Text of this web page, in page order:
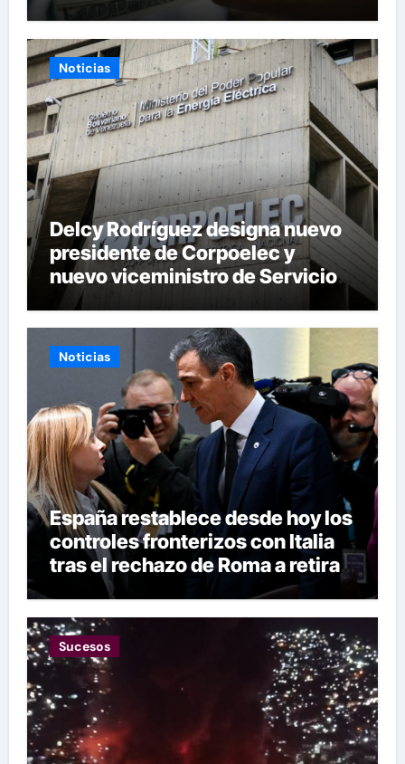
Noticias
Delcy Rodríguez designa nuevo
presidente de Corpoelec y
nuevo viceministro de Servicios
Eléctricos
Noticias
España restablece desde hoy los
controles fronterizos con Italia
tras el rechazo de Roma a retirar
las restricciones
Sucesos